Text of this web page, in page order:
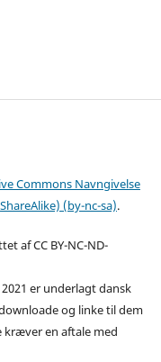
Commons Navngivelse
(by-nc-sa).
af CC BY-NC-ND-
er underlagt dansk
og linke til dem
kræver en aftale med